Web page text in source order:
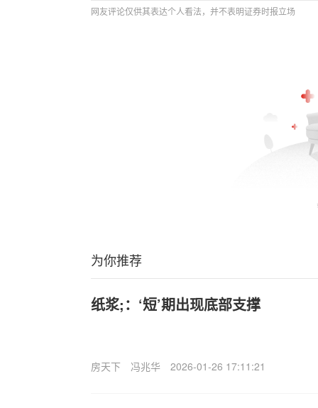
网友评论仅供其表达个人看法，并不表明证券时报立场
为你推荐
纸浆;：‘短’期出现底部支撑
房天下 冯兆华 2026-01-26 17:11:21